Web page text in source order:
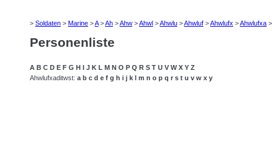
> Soldaten > Marine >A>Ah >Ahw >Ahwl >Ahwlu >Ahwluf >Ahwlufx >Ahwlufxa
Personenliste
A B C D E F G H I J K L M N O P Q R S T U V W X Y Z
Ahwlufxaditwst: a b c d e f g h i j k l m n o p q r s t u v w x y